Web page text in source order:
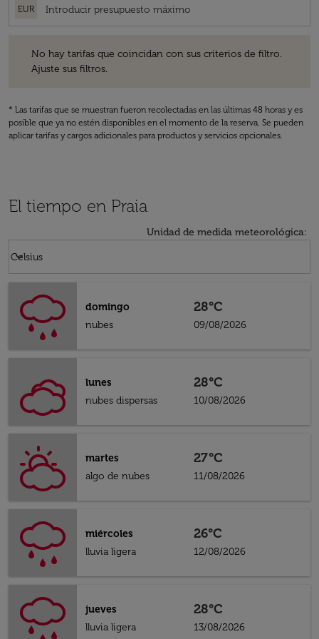
EUR
No hay tarifas que coincidan con sus criterios de filtro.
Ajuste sus filtros.
* Las tarifas que se muestran fueron recolectadas en las últimas 48 horas y es
posible que ya no estén disponibles en el momento de la reserva. Se pueden
aplicar tarifas y cargos adicionales para productos y servicios opcionales.
El tiempo en Praia
Unidad de medida meteorológica:
Celsius
keyboard_arrow_down
domingo
nubes
28°C
09/08/2026
lunes
nubes dispersas
28°C
10/08/2026
martes
algo de nubes
27°C
11/08/2026
miércoles
lluvia ligera
26°C
12/08/2026
jueves
lluvia ligera
28°C
13/08/2026